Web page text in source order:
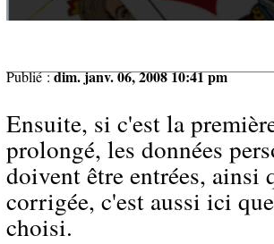
Publié :dim. janv. 06, 2008 10:41 pm
Ensuite, si c'est la
prolongé, les données
doivent être entrées, ainsi
corrigée, c'est aussi ici
choisi.